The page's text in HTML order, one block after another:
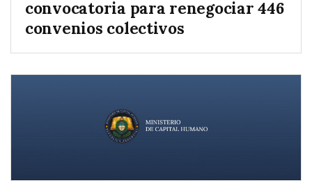
convocatoria para renegociar 446
convenios colectivos